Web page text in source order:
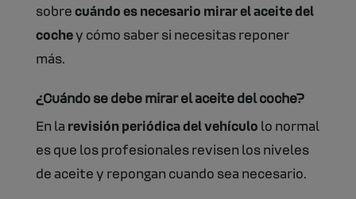
sobrecuándo es necesario mirar el aceite del
cochey cómo saber si necesitas reponer
más.
¿Cuándo se debe mirar el aceite del coche?
En la revisión periódica del vehículo lo normal
es que los profesionales revisen los niveles
de aceite y repongan cuando sea necesario.